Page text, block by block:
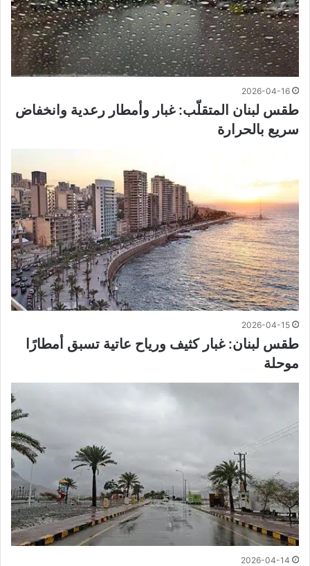
2026-04-16
طقس لبنان المتقلّب: غبار وأمطار رعدية وانخفاض
سريع بالحرارة
2026-04-15
طقس لبنان: غبار كثيف ورياح عاتية تسبق أمطارًا
موحلة
2026-04-14